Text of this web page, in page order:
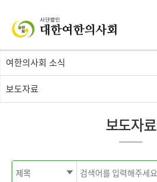
여한의사회 소식
보도자료
보도자료